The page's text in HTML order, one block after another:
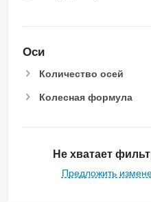
Оси
Количество осей
Колесная формула
Не хватает
Предложить